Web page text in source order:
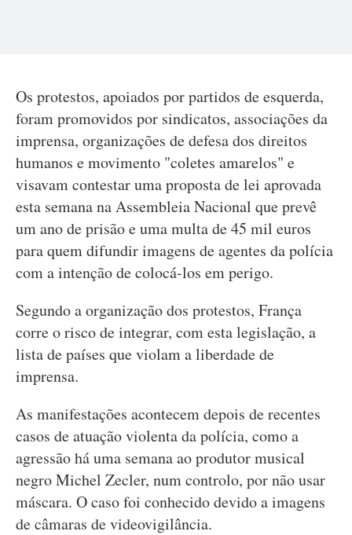
Os protestos, apoiados por partidos de esquerda,
foram promovidos por sindicatos, associações da
imprensa, organizações de defesa dos direitos
humanos e movimento "coletes amarelos" e
visavam contestar uma proposta de lei aprovada
esta semana na Assembleia Nacional que prevê
um ano de prisão e uma multa de 45 mil euros
para quem difundir imagens de agentes da polícia
com a intenção de colocá-los em perigo.
Segundo a organização dos protestos, França
corre o risco de integrar, com esta legislação, a
lista de países que violam a liberdade de
imprensa.
As manifestações acontecem depois de recentes
casos de atuação violenta da polícia, como a
agressão há uma semana ao produtor musical
negro Michel Zecler, num controlo, por não usar
máscara. O caso foi conhecido devido a imagens
de câmaras de videovigilância.